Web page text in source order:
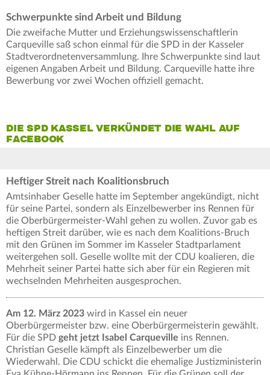
Schwerpunkte sind Arbeit und Bildung
Die zweifache Mutter und Erziehungswissenschaftlerin
Carqueville saß schon einmal für die SPD in der Kasseler
Stadtverordnetenversammlung. Ihre Schwerpunkte sind laut
eigenen Angaben Arbeit und Bildung. Carqueville hatte ihre
Bewerbung vor zwei Wochen offiziell gemacht.
DIE SPD KASSEL VERKÜNDET DIE WAHL AUF
FACEBOOK
Heftiger Streit nach Koalitionsbruch
Amtsinhaber Geselle hatte im September angekündigt, nicht
für seine Partei, sondern als Einzelbewerber ins Rennen für
die Oberbürgermeister-Wahl gehen zu wollen. Zuvor gab es
heftigen Streit darüber, wie es nach dem Koalitions-Bruch
mit den Grünen im Sommer im Kasseler Stadtparlament
weitergehen soll. Geselle wollte mit der CDU koalieren, die
Mehrheit seiner Partei hatte sich aber für ein Regieren mit
wechselnden Mehrheiten ausgesprochen.
Am 12. März 2023 wird in Kassel ein neuer
Oberbürgermeister bzw. eine Oberbürgermeisterin gewählt.
Für die SPD geht jetzt Isabel Carqueville ins Rennen.
Christian Geselle kämpft als Einzelbewerber um die
Wiederwahl. Die CDU schickt die ehemalige Justizministerin